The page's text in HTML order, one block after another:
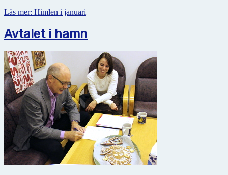
Läs mer: Himlen i januari
Avtalet i hamn